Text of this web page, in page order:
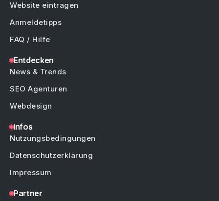
Website eintragen
Anmeldetipps
FAQ / Hilfe
Entdecken
News & Trends
SEO Agenturen
Webdesign
Infos
Nutzungsbedingungen
Datenschutzerklärung
Impressum
Partner